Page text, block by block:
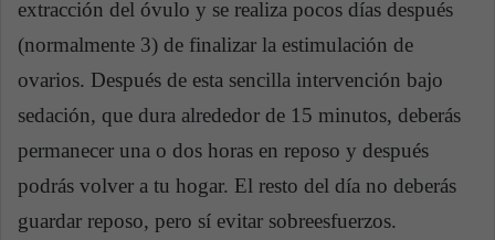
extracción del óvulo y se realiza pocos días después
(normalmente 3) de finalizar la estimulación de
ovarios. Después de esta sencilla intervención bajo
sedación, que dura alrededor de 15 minutos, deberás
permanecer una o dos horas en reposo y después
podrás volver a tu hogar. El resto del día no deberás
guardar reposo, pero sí evitar sobreesfuerzos.